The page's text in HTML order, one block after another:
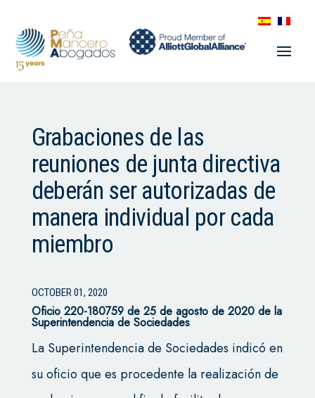
Grabaciones de las
reuniones de junta directiva
deberán ser autorizadas de
manera individual por cada
miembro
OCTOBER 01, 2020
Oficio 220-180759 de 25 de agosto de 2020 de la
Superintendencia de Sociedades
La Superintendencia de Sociedades indicó en
su oficio que es procedente la realización de